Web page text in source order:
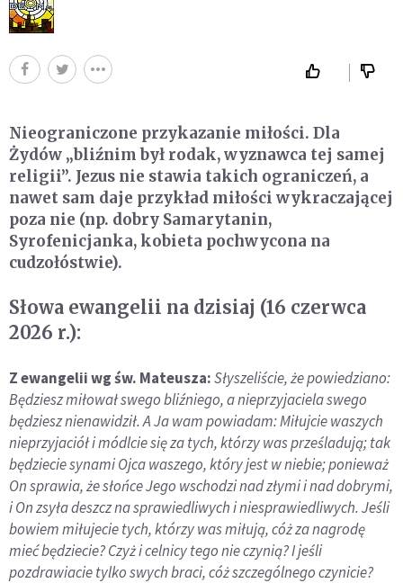
Nieograniczone przykazanie miłości. Dla
Żydów „bliźnim był rodak, wyznawca tej samej
religii”. Jezus nie stawia takich ograniczeń, a
nawet sam daje przykład miłości wykraczającej
poza nie (np. dobry Samarytanin,
Syrofenicjanka, kobieta pochwycona na
cudzołóstwie).
Słowa ewangelii na dzisiaj (16 czerwca
2026 r.):
Z ewangelii wg św. Mateusza:Słyszeliście, że powiedziano:
Będziesz miłował swego bliźniego, a nieprzyjaciela swego
będziesz nienawidził. A Ja wam powiadam: Miłujcie waszych
nieprzyjaciół i módlcie się za tych, którzy was prześladują; tak
będziecie synami Ojca waszego, który jest w niebie; ponieważ
On sprawia, że słońce Jego wschodzi nad złymi i nad dobrymi,
i On zsyła deszcz na sprawiedliwych i niesprawiedliwych. Jeśli
bowiem miłujecie tych, którzy was miłują, cóż za nagrodę
mieć będziecie? Czyż i celnicy tego nie czynią? I jeśli
pozdrawiacie tylko swych braci, cóż szczególnego czynicie?